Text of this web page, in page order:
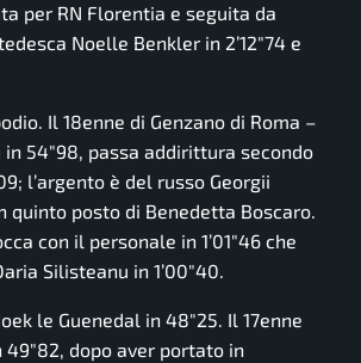
per RN Florentia e seguita da
Noelle Benkler in 2’12″74 e
Il 18enne di Genzano di Roma –
54″98, passa addirittura secondo
l’argento è del russo Georgii
quinto posto di Benedetta Boscaro.
con il personale in 1’01″46 che
Silisteanu in 1’00″40.
le Guenedal in 48″25. Il 17enne
dopo aver portato in